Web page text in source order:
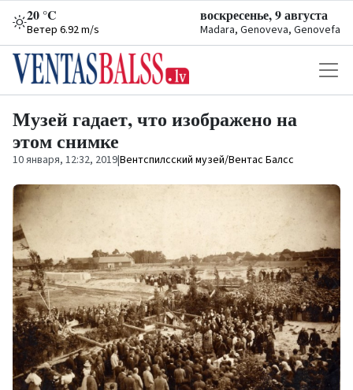
20 °C
Ветер 6.92 m/s
воскресенье, 9 августа
Madara, Genoveva, Genovefa
Музей гадает, что изображено на
этом снимке
10 января, 12:32, 2019|Вентспилсский музей/Вентас Балсс